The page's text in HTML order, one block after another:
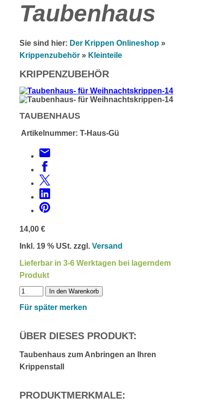
Taubenhaus
Sie sind hier: Der Krippen Onlineshop »
Krippenzubehör » Kleinteile
KRIPPENZUBEHÖR
TAUBENHAUS
Artikelnummer: T-Haus-Gü
14,00 €
Inkl. 19 % USt. zzgl. Versand
Lieferbar in 3-6 Werktagen bei lagerndem
Produkt
In den Warenkorb
Für später merken
ÜBER DIESES PRODUKT:
Taubenhaus zum Anbringen an Ihren
Krippenstall
PRODUKTMERKMALE: